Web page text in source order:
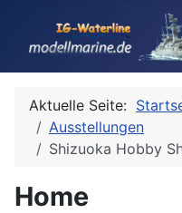
Aktuelle Seite:
Ausstellungen
Shizuoka Hobby
Home